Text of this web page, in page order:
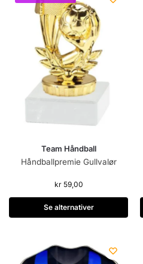
Team Håndball
Håndballpremie Gullvalør
kr59,00
Se alternativer